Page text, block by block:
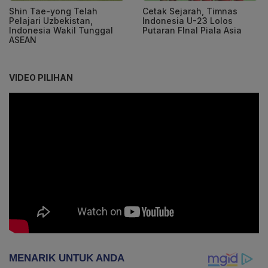
Shin Tae-yong Telah
Pelajari Uzbekistan,
Indonesia Wakil Tunggal
ASEAN
Cetak Sejarah, Timnas
Indonesia U-23 Lolos
Putaran FInal Piala Asia
VIDEO PILIHAN